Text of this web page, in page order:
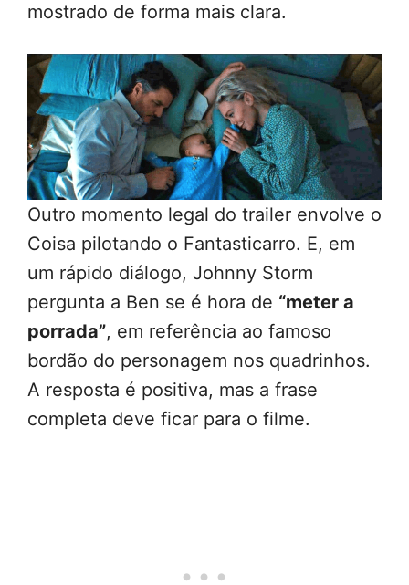
mostrado de forma mais clara.
Outro momento legal do trailer envolve o
Coisa pilotando o Fantasticarro. E, em
um rápido diálogo, Johnny Storm
pergunta a Ben se é hora de “meter a
porrada”, em referência ao famoso
bordão do personagem nos quadrinhos.
A resposta é positiva, mas a frase
completa deve ficar para o filme.